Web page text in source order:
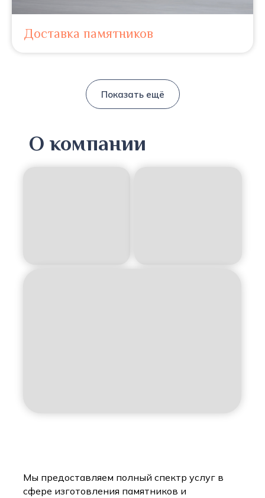
Доставка памятников
Показать ещё
Мы предоставляем полный спектр услуг в
сфере изготовления памятников и
О компании